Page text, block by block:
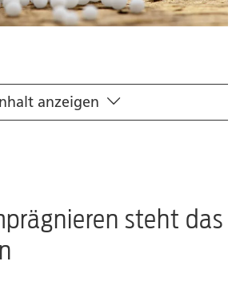
steht das Potenzieren
zu Globuli
beliebt bei Jung und Alt
anzeigen
steht das